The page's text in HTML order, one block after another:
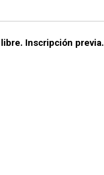
Inscripción previa.